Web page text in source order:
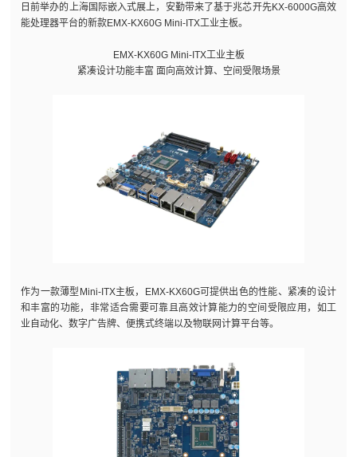
日前举办的上海国际嵌入式展上，安勤带来了基于兆芯开先KX-6000G高效
能处理器平台的新款EMX-KX60G Mini-ITX工业主板。
EMX-KX60G Mini-ITX工业主板
紧凑设计功能丰富 面向高效计算、空间受限场景
作为一款薄型Mini-ITX主板，EMX-KX60G可提供出色的性能、紧凑的设计
和丰富的功能，非常适合需要可靠且高效计算能力的空间受限应用，如工
业自动化、数字广告牌、便携式终端以及物联网计算平台等。